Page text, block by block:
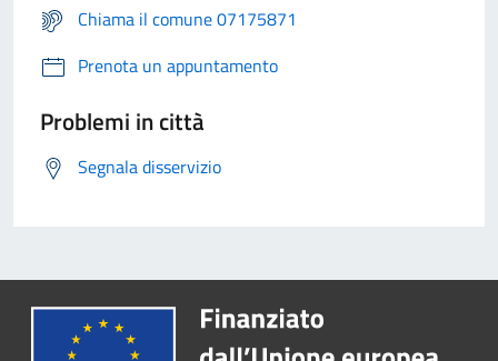
Chiama il comune 07175871
Prenota un appuntamento
Problemi in città
Segnala disservizio